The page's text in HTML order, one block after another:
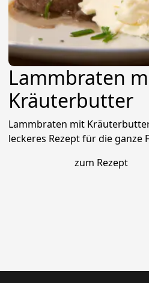
Lammbraten
Kräuterbutter
Lammbraten mit
leckeres Rezept für die ganze
zum Rezept